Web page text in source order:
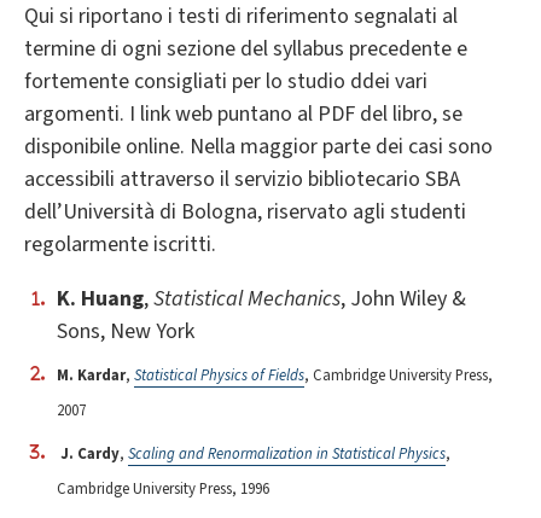
Qui si riportano i testi di riferimento segnalati al
termine di ogni sezione del syllabus precedente e
fortemente consigliati per lo studio ddei vari
argomenti. I link web puntano al PDF del libro, se
disponibile online. Nella maggior parte dei casi sono
accessibili attraverso il servizio bibliotecario SBA
dell’Università di Bologna, riservato agli studenti
regolarmente iscritti.
K. Huang,Statistical Mechanics, John Wiley &
Sons, New York
M. Kardar, Statistical Physics of Fields, Cambridge University Press,
2007
J. Cardy, Scaling and Renormalization in Statistical Physics,
Cambridge University Press, 1996